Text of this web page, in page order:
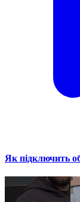
Як підключить